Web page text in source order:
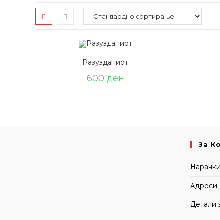
Разузданиот
600 ден
За
Нарачки
Адреси
Детали